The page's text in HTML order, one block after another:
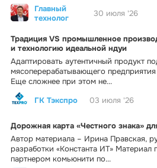
Главный
технолог
30 июля '26
Традиция VS промышленное
и технологию идеальной ндуи
Адаптировать аутентичный продукт
мясоперерабатывающего
Еще сложнее при этом не...
ГК Тэкспро
03 июля '26
Дорожная карта «Честного знака»
Автор материала – Ирина Правская,
разработки «Константа ИТ» Материал
партнером комьюнити по...